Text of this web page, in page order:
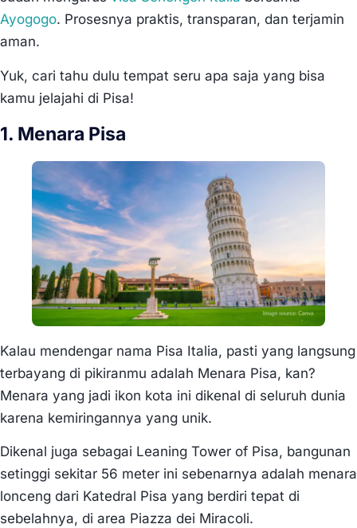
Ayogogo. Prosesnya praktis, transparan, dan terjamin
aman.
Yuk, cari tahu dulu tempat seru apa saja yang bisa
kamu jelajahi di Pisa!
1. Menara Pisa
Kalau mendengar nama Pisa Italia, pasti yang langsung
terbayang di pikiranmu adalah Menara Pisa, kan?
Menara yang jadi ikon kota ini dikenal di seluruh dunia
karena kemiringannya yang unik.
Dikenal juga sebagai Leaning Tower of Pisa, bangunan
setinggi sekitar 56 meter ini sebenarnya adalah menara
lonceng dari Katedral Pisa yang berdiri tepat di
sebelahnya, di area Piazza dei Miracoli.